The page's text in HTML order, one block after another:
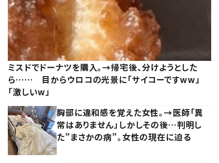
ミスドでドーナツを購入。→帰宅後、分けようとした
ら…… 目からウロコの光景に「サイコーですww」
「激しいw」
胸部に違和感を覚えた女性。→医師「異
常はありません」しかしその後…判明し
た”まさかの病”。女性の現在に迫る